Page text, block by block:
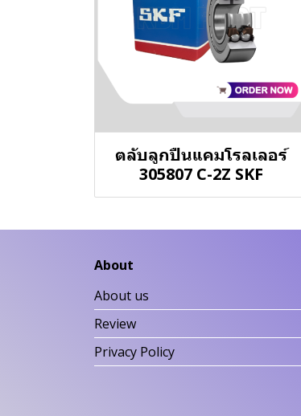
ตลับลูกปืนแคมโรลเลอร์
305807 C-2Z SKF
About
About us
Review
Privacy Policy